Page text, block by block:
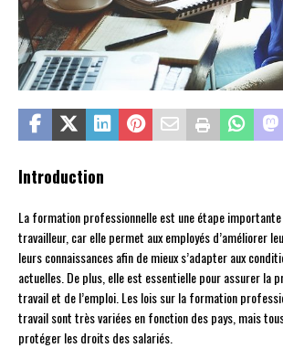
Introduction
La formation professionnelle est une étape importante
travailleur, car elle permet aux employés d’améliorer
leurs connaissances afin de mieux s’adapter aux
actuelles. De plus, elle est essentielle pour assurer la
travail et de l’emploi. Les lois sur la formation
travail sont très variées en fonction des pays, mais
protéger les droits des salariés.